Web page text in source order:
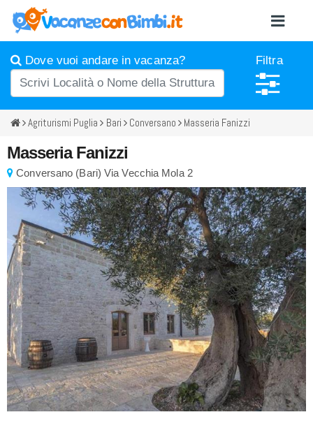
Dove vuoi andare in vacanza? Filtra
Agriturismi Puglia Bari Conversano Masseria Fanizzi
Masseria Fanizzi
Conversano (Bari) Via Vecchia Mola 2